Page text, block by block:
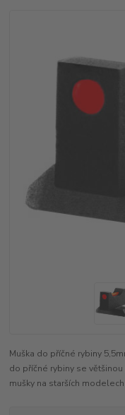
Muška do příčné rybiny
do příčné rybiny se
mušky na starších